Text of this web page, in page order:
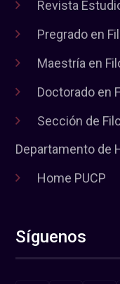
Revista
Pregrado en
Maestría en
Doctorado en
Sección de
Departamento de
Home PUCP
Síguenos